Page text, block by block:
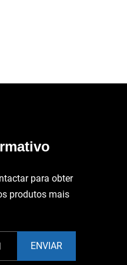
para obter
produtos mais
ENVIAR